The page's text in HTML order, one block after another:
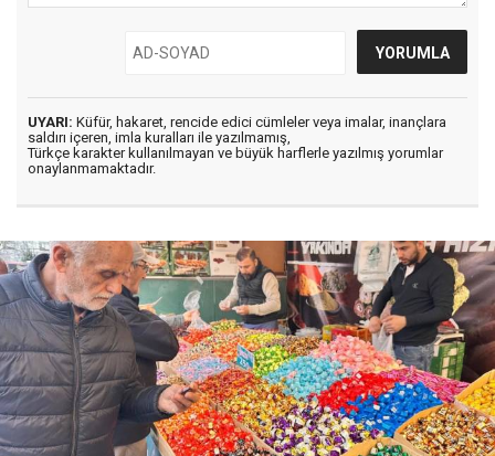
UYARI: Küfür, hakaret, rencide edici cümleler veya imalar, inançlara
saldırı içeren, imla kuralları ile yazılmamış,
Türkçe karakter kullanılmayan ve büyük harflerle yazılmış yorumlar
onaylanmamaktadır.